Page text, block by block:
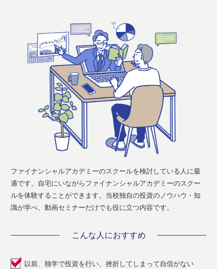
ファイナンシャルアカデミーのスクールを検討している人に最
適です。自宅にいながらファイナンシャルアカデミーのスクー
ルを体験することができます。当校独自の投資のノウハウ・知
識が学べ、動画セミナーだけでも役に立つ内容です。
こんな人におすすめ
以前、独学で投資を行い、挫折してしまって自信がない